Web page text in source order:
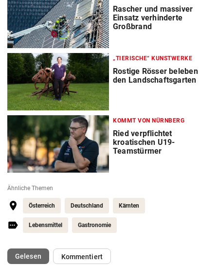
Rascher und massiver
Einsatz verhinderte
Großbrand
„TIERISCHE“ KUNSTWERKE
Rostige Rösser beleben
den Landschaftsgarten
KOMMT VON NÜRNBERG
Ried verpflichtet
kroatischen U19-
Teamstürmer
Ähnliche Themen
Österreich Deutschland Kärnten
Lebensmittel Gastronomie
Gelesen(ausgewählt)Kommentiert